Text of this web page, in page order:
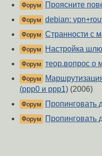
Форум Проясните
Форум debian:
Форум Странности с
Форум Настройка
Форум теор.вопрос о
Форум
(ppp0 и ppp1) (2006)
Форум Пропинговать
Форум Пропинговать